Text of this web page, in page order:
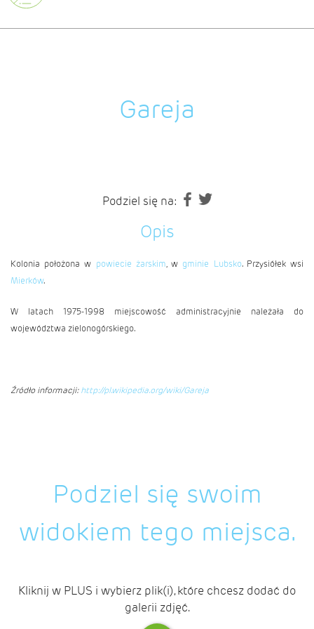
Gareja
Podziel się na:
Opis
Kolonia położona w powiecie żarskim, w gminie Lubsko. Przysiółek wsi
Mierków.
W latach 1975-1998 miejscowość administracyjnie należała do
województwa zielonogórskiego.
Źródło informacji: http://pl.wikipedia.org/wiki/Gareja
Podziel się swoim
widokiem tego miejsca.
Kliknij w PLUS i wybierz plik(i), które chcesz dodać do
galerii zdjęć.